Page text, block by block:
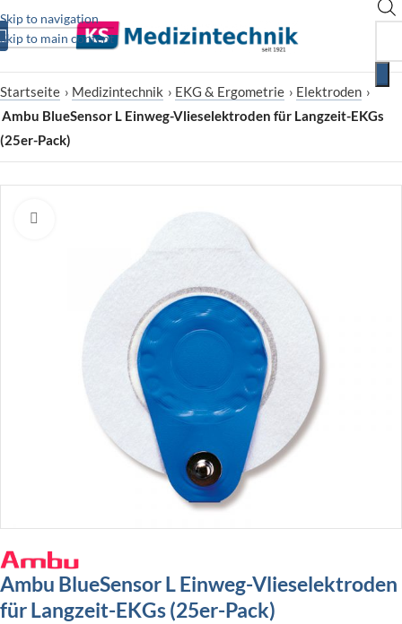
Skip to navigation
Skip to main content
Startseite › Medizintechnik › EKG & Ergometrie › Elektroden ›
Ambu BlueSensor L Einweg-Vlieselektroden für Langzeit-EKGs
(25er-Pack)
Zum Vergrößern klicken
Ambu BlueSensor L Einweg-Vlieselektroden
für Langzeit-EKGs (25er-Pack)